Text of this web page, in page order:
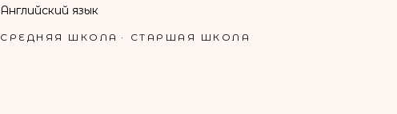
Английский язык
СРЕДНЯЯ ШКОЛА СТАРШАЯ ШКОЛА